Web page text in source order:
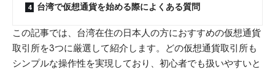
台湾で仮想通貨を始める際によくある質問
この記事では、台湾在住の日本人の方におすすめの仮想通貨
取引所を3つに厳選して紹介します。どの仮想通貨取引所も
シンプルな操作性を実現しており、初心者でも扱いやすいと